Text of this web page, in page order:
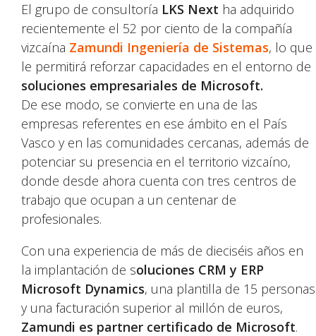
El grupo de consultoría LKS Next ha adquirido
recientemente el 52 por ciento de la compañía
vizcaína Zamundi Ingeniería de Sistemas, lo que
le permitirá reforzar capacidades en el entorno de
soluciones empresariales de Microsoft.
De ese modo, se convierte en una de las
empresas referentes en ese ámbito en el País
Vasco y en las comunidades cercanas, además de
potenciar su presencia en el territorio vizcaíno,
donde desde ahora cuenta con tres centros de
trabajo que ocupan a un centenar de
profesionales.
Con una experiencia de más de dieciséis años en
la implantación de soluciones CRM y ERP
Microsoft Dynamics, una plantilla de 15 personas
y una facturación superior al millón de euros,
Zamundi es partner certificado de Microsoft.